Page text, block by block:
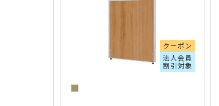
クーポン
法人会員
割引対象